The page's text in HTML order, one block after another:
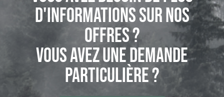
d'informations sur nos
offres ?
Vous avez une demande
particulière ?